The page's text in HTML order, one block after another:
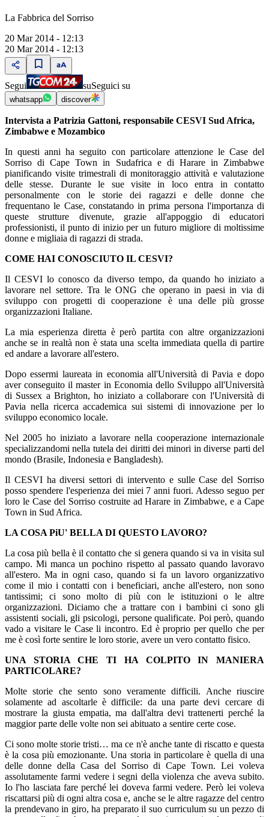
La Fabbrica del Sorriso
20 Mar 2014 - 12:13
20 Mar 2014 - 12:13
Segui suSeguici su
whatsapp discover
Intervista a Patrizia Gattoni, responsabile CESVI Sud Africa,
Zimbabwe e Mozambico
In questi anni ha seguito con particolare attenzione le Case del
Sorriso di Cape Town in Sudafrica e di Harare in Zimbabwe
pianificando visite trimestrali di monitoraggio attività e valutazione
delle stesse. Durante le sue visite in loco entra in contatto
personalmente con le storie dei ragazzi e delle donne che
frequentano le Case, constatando in prima persona l'importanza di
queste strutture divenute, grazie all'appoggio di educatori
professionisti, il punto di inizio per un futuro migliore di moltissime
donne e migliaia di ragazzi di strada.
COME HAI CONOSCIUTO IL CESVI?
Il CESVI lo conosco da diverso tempo, da quando ho iniziato a
lavorare nel settore. Tra le ONG che operano in paesi in via di
sviluppo con progetti di cooperazione è una delle più grosse
organizzazioni Italiane.
La mia esperienza diretta è però partita con altre organizzazioni
anche se in realtà non è stata una scelta immediata quella di partire
ed andare a lavorare all'estero.
Dopo essermi laureata in economia all'Università di Pavia e dopo
aver conseguito il master in Economia dello Sviluppo all'Università
di Sussex a Brighton, ho iniziato a collaborare con l'Università di
Pavia nella ricerca accademica sui sistemi di innovazione per lo
sviluppo economico locale.
Nel 2005 ho iniziato a lavorare nella cooperazione internazionale
specializzandomi nella tutela dei diritti dei minori in diverse parti del
mondo (Brasile, Indonesia e Bangladesh).
Il CESVI ha diversi settori di intervento e sulle Case del Sorriso
posso spendere l'esperienza dei miei 7 anni fuori. Adesso seguo per
loro le Case del Sorriso costruite ad Harare in Zimbabwe, e a Cape
Town in Sud Africa.
LA COSA PiU' BELLA DI QUESTO LAVORO?
La cosa più bella è il contatto che si genera quando si va in visita sul
campo. Mi manca un pochino rispetto al passato quando lavoravo
all'estero. Ma in ogni caso, quando si fa un lavoro organizzativo
come il mio i contatti con i beneficiari, anche all'estero, non sono
tantissimi; ci sono molto di più con le istituzioni o le altre
organizzazioni. Diciamo che a trattare con i bambini ci sono gli
assistenti sociali, gli psicologi, persone qualificate. Poi però, quando
vado a visitare le Case li incontro. Ed è proprio per quello che per
me è così forte sentire le loro storie, avere un vero contatto fisico.
UNA STORIA CHE TI HA COLPITO IN MANIERA
PARTICOLARE?
Molte storie che sento sono veramente difficili. Anche riuscire
solamente ad ascoltarle è difficile: da una parte devi cercare di
mostrare la giusta empatia, ma dall'altra devi trattenerti perché la
maggior parte delle volte non sei abituato a sentire certe cose.
Ci sono molte storie tristi… ma ce n'è anche tante di riscatto e questa
è la cosa più emozionante. Una storia in particolare è quella di una
delle donne della Casa del Sorriso di Cape Town. Lei voleva
assolutamente farmi vedere i segni della violenza che aveva subito.
Io l'ho lasciata fare perché lei doveva farmi vedere. Però lei voleva
riscattarsi più di ogni altra cosa e, anche se le altre ragazze del centro
la prendevano in giro, ha preparato il suo curriculum su un pezzo di